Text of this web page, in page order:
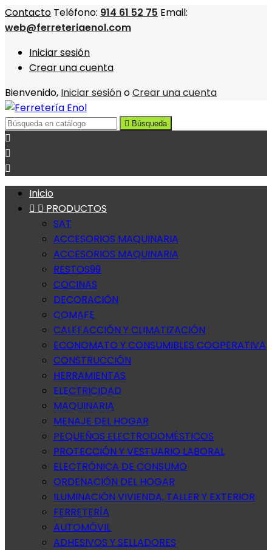
Contacto Teléfono: 914 61 52 75 Email:
web@ferreteriaenol.com
Iniciar sesión
Crear una cuenta
Bienvenido, Iniciar sesiónoCrear una cuenta
 Búsqueda



Inicio
  PRODUCTOS
SAT
ACCESORIOS MAQUINARIA
ACCESORIOS MAQUINARIA
RESTOS99
COCINAS
DECORACIÓN
COMAFE
CALEFACCIÓN Y CLIMATIZACIÓN
ECONOMATO Y CONSUMIBLES COOPERATIVA
CONSTRUCCIÓN
HERRAMIENTAS
ELECTRICIDAD
MAQUINARIA
MENAJE DEL HOGAR
PEQUEÑOS ELECTRODOMÉSTICOS
PROTECCIÓN Y VESTUARIO LABORAL
ELECTRÓNICA DE CONSUMO
ORDENACIÓN DEL HOGAR
ILUMINACIÓN VIVIENDA, TALLER Y EXTERIOR
FERRETERÍA
AUTOMÓVIL
ADHESIVOS Y SELLADORES